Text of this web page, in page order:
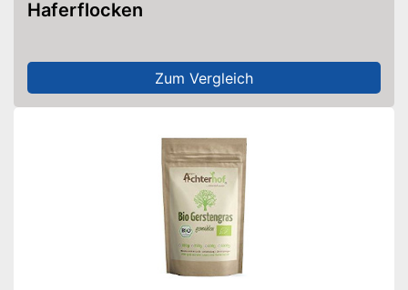
Haferflocken
Zum Vergleich